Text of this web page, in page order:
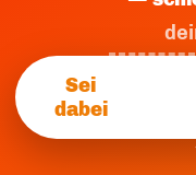
Sei
dabei